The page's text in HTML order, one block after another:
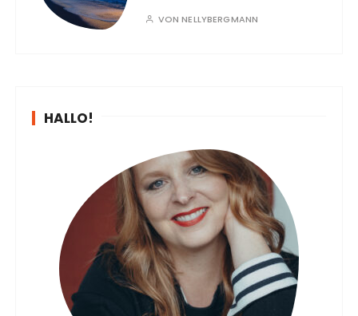
VONNELLYBERGMANN
HALLO!